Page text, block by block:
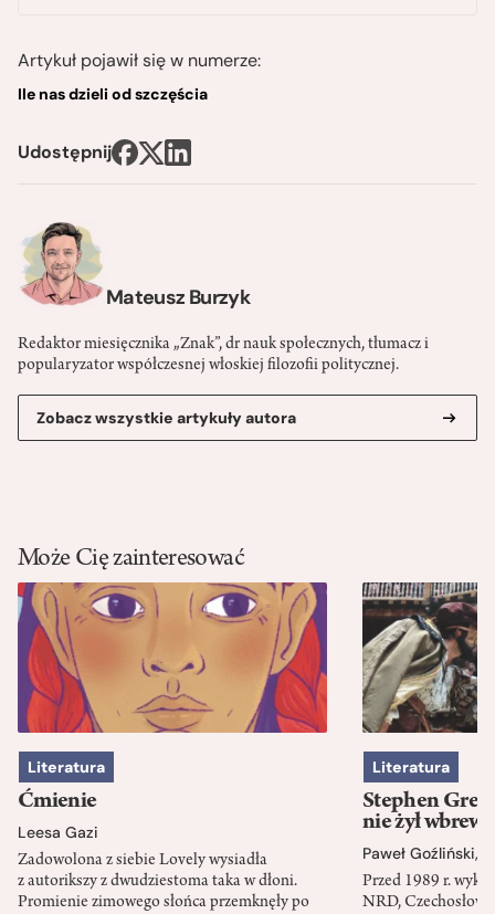
Mateusz Burzyk
Redaktor miesięcznika „Znak”, dr nauk społecznych, tłumacz i
popularyzator współczesnej włoskiej filozofii politycznej.
Zobacz wszystkie artykuły autora
Artykuł pojawił się w numerze:
Ile nas dzieli od szczęścia
Udostępnij
Może Cię zainteresować
Literatura
Ćmienie
Leesa Gazi
Zadowolona z siebie Lovely wysiadła
z autorikszy z dwudziestoma taka w dłoni.
Promienie zimowego słońca przemknęły po
Literatura
Stephen
nie żył wbrew
Paweł Goźliński,
Przed 1989 r.
NRD,